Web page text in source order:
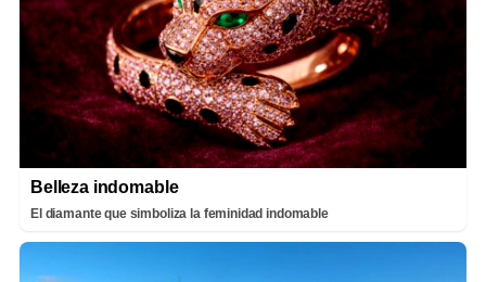
Belleza indomable
El diamante que simboliza la feminidad indomable